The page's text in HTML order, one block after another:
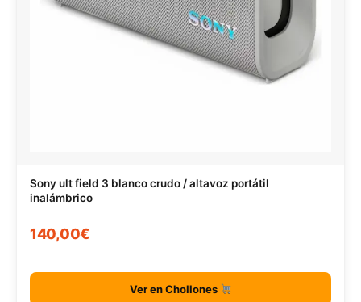
Sony ult field 3 blanco crudo / altavoz portátil
inalámbrico
140,00€
Ver en Chollones